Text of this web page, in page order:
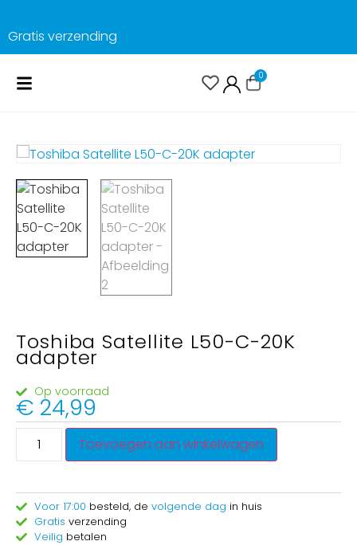
Gratis verzending
0
Toshiba Satellite L50-C-20K
adapter
Op voorraad
€ 24,99
Toevoegen aan winkelwagen
Voor 17:00 besteld, de volgende dag in huis
Gratis verzending
Veilig betalen